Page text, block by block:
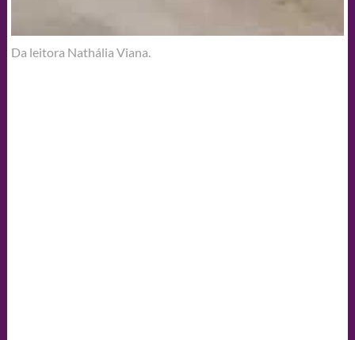
Da leitora Nathália Viana.